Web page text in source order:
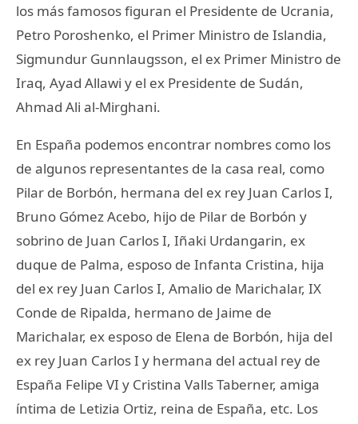
los más famosos figuran el Presidente de Ucrania,
Petro Poroshenko, el Primer Ministro de Islandia,
Sigmundur Gunnlaugsson, el ex Primer Ministro de
Iraq, Ayad Allawi y el ex Presidente de Sudán,
Ahmad Ali al-Mirghani.
En España podemos encontrar nombres como los
de algunos representantes de la casa real, como
Pilar de Borbón, hermana del ex rey Juan Carlos I,
Bruno Gómez Acebo, hijo de Pilar de Borbón y
sobrino de Juan Carlos I, Iñaki Urdangarin, ex
duque de Palma, esposo de Infanta Cristina, hija
del ex rey Juan Carlos I, Amalio de Marichalar, IX
Conde de Ripalda, hermano de Jaime de
Marichalar, ex esposo de Elena de Borbón, hija del
ex rey Juan Carlos I y hermana del actual rey de
España Felipe VI y Cristina Valls Taberner, amiga
íntima de Letizia Ortiz, reina de España, etc. Los